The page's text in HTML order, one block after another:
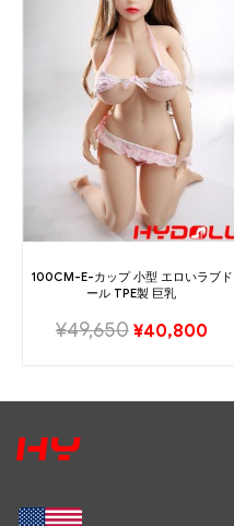
100CM-E-カップ 小型 エロいラブド
ール TPE製 巨乳
¥49,650 ¥40,800